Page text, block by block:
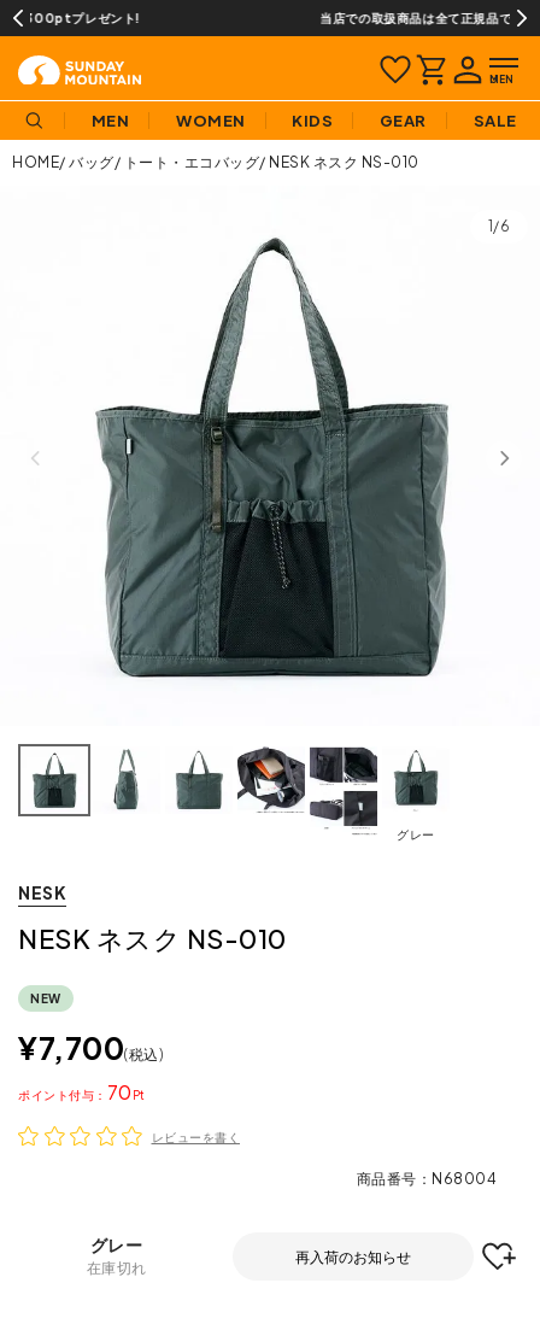
当店での取扱商品は全て正規品です
MEN WOMEN KIDS GEAR SALE
HOME バッグ トート・エコバッグ NESK ネスク NS-010
1/6
グレー
NESK
NESK ネスク NS-010
NEW
¥7,700 税込
70
ポイント
レビューを書く
商品番号 N68004
グレー
在庫切れ
再入荷のお知らせ